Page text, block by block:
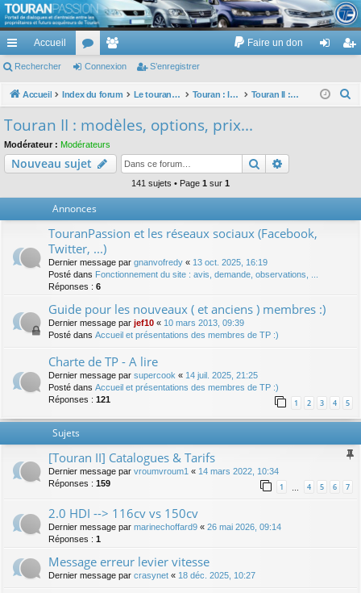
TouranPassion
Le forum des propriétaires ou futurs acquéreurs du Volkswagen Touran
cc
ès
pi
de
Accueil
or
u
e
m
Faire un don
ne nr
Rechercher Connexion S’enregistrer
Accueil Index du forum Le touran dans ses versions I (V1 V2 V3) et II ... Touran : les modèles, les prix, les achats, les options, ... Touran II : modèles, options, prix...
c
Touran II : modèles, options, prix...
Modérateur : Modérateurs
Nouveau sujet Rechercher
141 sujets • Page 1 sur 1
Annonces
TouranPassion et les réseaux sociaux (Facebook,
Twitter, ...)
Dernier message par gnanvofredy « 13 oct. 2025, 16:19
Posté dans Fonctionnement du site : avis, demande, observations, ...
Réponses : 6
Guide pour les nouveaux ( et anciens ) membres :)
Dernier message par jef10 « 10 mars 2013, 09:39
Posté dans Accueil et présentations des membres de TP :)
Charte de TP - A lire
Dernier message par supercook « 14 juil. 2025, 21:25
Posté dans Accueil et présentations des membres de TP :)
Réponses : 121 1 2 3 4 5
Sujets
[Touran II] Catalogues & Tarifs
Dernier message par vroumvroum1 « 14 mars 2022, 10:34
Réponses : 159 1 … 4 5 6 7
2.0 HDI --> 116cv vs 150cv
Dernier message par marinechoffard9 « 26 mai 2026, 09:14
Réponses : 1
Message erreur levier vitesse
Dernier message par crasynet « 18 déc. 2025, 10:27